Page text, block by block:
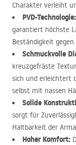
Charakter verleiht
PVD-Technologie:
garantiert höchste
Beständigkeit
Schmuckvolle
kreuzgefräste
sich und erleichtert
selbst mit nassen
Solide
sorgt für
Haltbarkeit der
Hoher Komfort: